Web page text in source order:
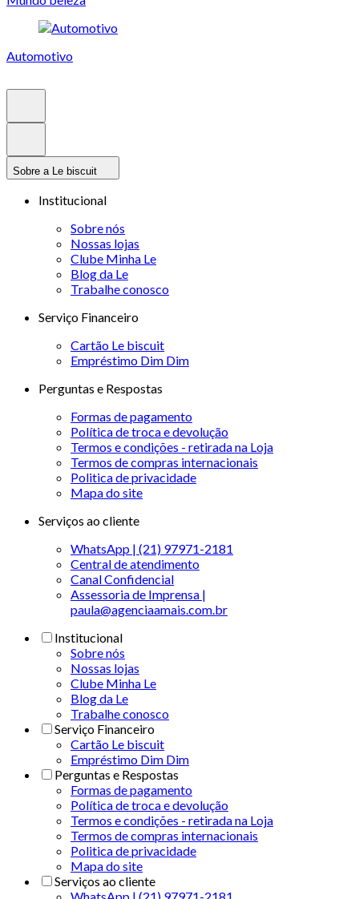
Automotivo
Sobre a Le biscuit
Institucional
Sobre nós
Nossas lojas
Clube Minha Le
Blog da Le
Trabalhe conosco
Serviço Financeiro
Cartão Le biscuit
Empréstimo Dim Dim
Perguntas e Respostas
Formas de pagamento
Política de troca e devolução
Termos e condições - retirada na Loja
Termos de compras internacionais
Politica de privacidade
Mapa do site
Serviços ao cliente
WhatsApp | (21) 97971-2181
Central de atendimento
Canal Confidencial
Assessoria de Imprensa |
paula@agenciaamais.com.br
Institucional
Sobre nós
Nossas lojas
Clube Minha Le
Blog da Le
Trabalhe conosco
Serviço Financeiro
Cartão Le biscuit
Empréstimo Dim Dim
Perguntas e Respostas
Formas de pagamento
Política de troca e devolução
Termos e condições - retirada na Loja
Termos de compras internacionais
Politica de privacidade
Mapa do site
Serviços ao cliente